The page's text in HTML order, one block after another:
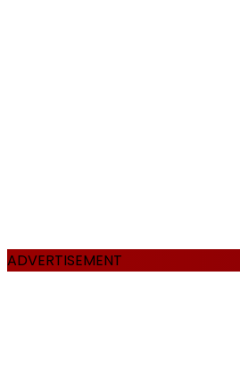
ADVERTISEMENT